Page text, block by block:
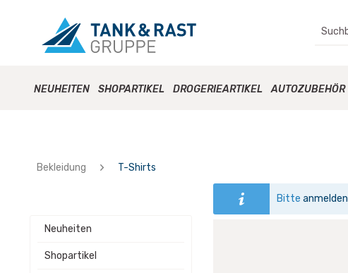
NEUHEITEN SHOPARTIKEL DROGERIEARTIKEL AUTOZUBEHÖR
Bekleidung T-Shirts
Neuheiten
Shopartikel
Bitte anmelden